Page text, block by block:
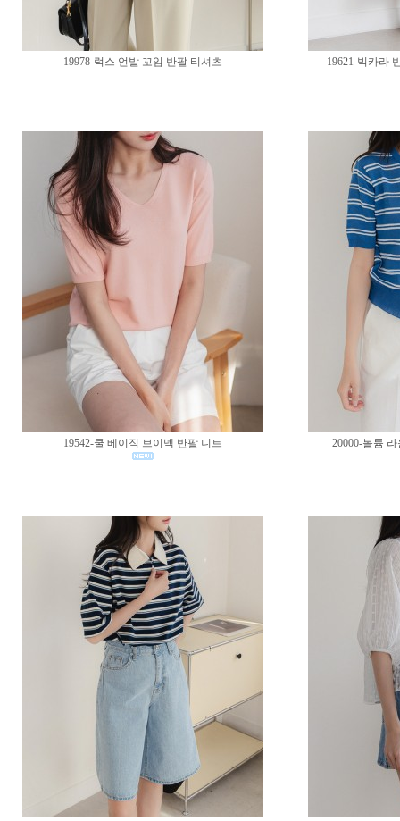
19978-럭스 언발 꼬임 반팔 티셔츠 19621-빅카라
19542-쿨 베이직 브이넥 반팔 니트 20000-볼륨